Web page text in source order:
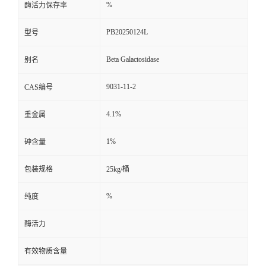
酶活力保存率 %
型号 PB20250124L
别名 Beta Galactosidase
CAS编号 9031-11-2
重金属 4.1%
砷含量 1%
包装规格 25kg/桶
纯度 %
酶活力
有效物质含量